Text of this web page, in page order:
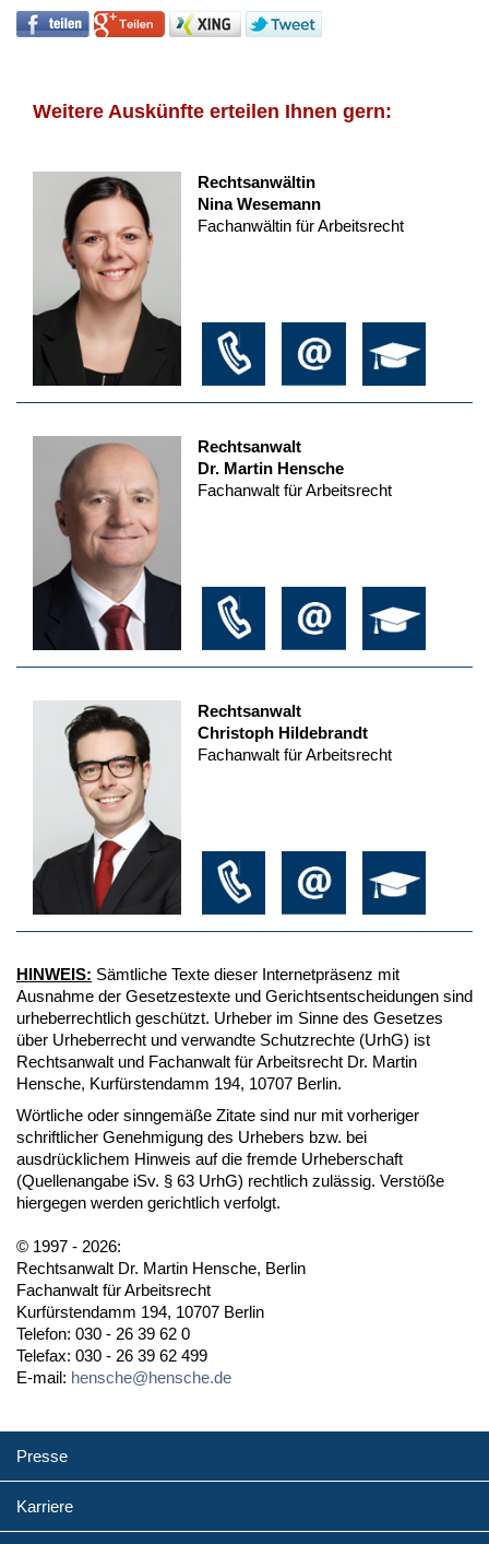
Weitere Auskünfte erteilen Ihnen gern:
Rechtsanwältin
Nina Wesemann
Fachanwältin für Arbeitsrecht
Rechtsanwalt
Dr. Martin Hensche
Fachanwalt für Arbeitsrecht
Rechtsanwalt
Christoph Hildebrandt
Fachanwalt für Arbeitsrecht
HINWEIS: Sämtliche Texte dieser Internetpräsenz mit
Ausnahme der Gesetzestexte und Gerichtsentscheidungen sind
urheberrechtlich geschützt. Urheber im Sinne des Gesetzes
über Urheberrecht und verwandte Schutzrechte (UrhG) ist
Rechtsanwalt und Fachanwalt für Arbeitsrecht Dr. Martin
Hensche, Kurfürstendamm 194, 10707 Berlin.
Wörtliche oder sinngemäße Zitate sind nur mit vorheriger
schriftlicher Genehmigung des Urhebers bzw. bei
ausdrücklichem Hinweis auf die fremde Urheberschaft
(Quellenangabe iSv. § 63 UrhG) rechtlich zulässig. Verstöße
hiergegen werden gerichtlich verfolgt.
© 1997 - 2026:
Rechtsanwalt Dr. Martin Hensche, Berlin
Fachanwalt für Arbeitsrecht
Kurfürstendamm 194, 10707 Berlin
Telefon: 030 - 26 39 62 0
Telefax: 030 - 26 39 62 499
E-mail: hensche@hensche.de
Presse
Karriere